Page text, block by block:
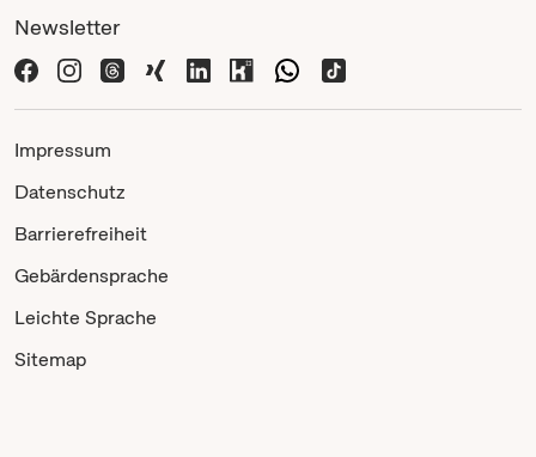
Newsletter
Impressum
Datenschutz
Barrierefreiheit
Gebärdensprache
Leichte Sprache
Sitemap